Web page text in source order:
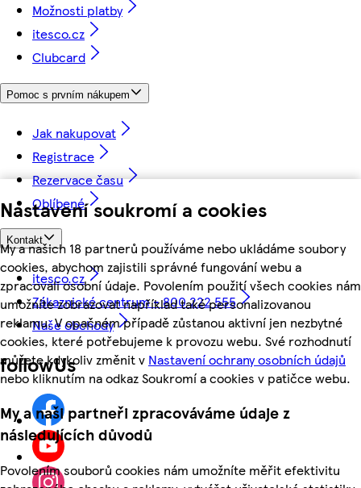
Nastavení soukromí a cookies
My a našich 18 partnerů používáme nebo ukládáme soubory
cookies, abychom zajistili správné fungování webu a
zpracovali osobní údaje. Povolením použití všech cookies nám
umožníte zobrazovat například také personalizovanou
reklamu. V opačném případě zůstanou aktivní jen nezbytné
cookies, které potřebujeme k provozu webu. Své rozhodnutí
můžete kdykoliv změnit v Nastavení ochrany osobních údajů
nebo kliknutím na odkaz Soukromí a cookies v patičce webu.
My a naši partneři zpracováváme údaje z
následujících důvodů
Povolením souborů cookies nám umožníte měřit efektivitu
Možnosti platby
itesco.cz
Clubcard
Pomoc s prvním nákupem
Jak nakupovat
Registrace
Rezervace času
Oblíbené
Kontakt
itesco.cz
Zákaznické centrum - 800 222 555
Naše obchody
followUs